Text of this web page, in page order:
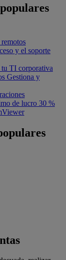
y el soporte
tu TI corporativa
Gestiona y
de lucro 30 %